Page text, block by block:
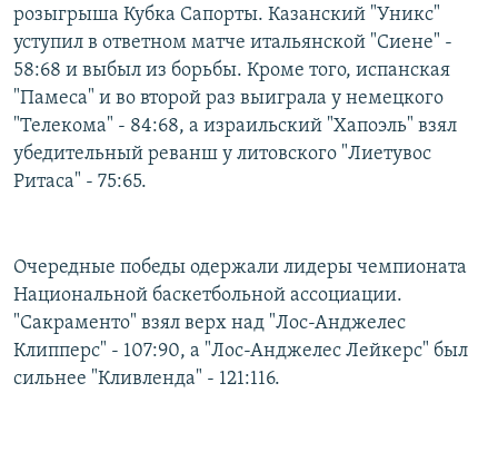
розыгрыша Кубка Сапорты. Казанский "Уникс"
уступил в ответном матче итальянской "Сиене" -
58:68 и выбыл из борьбы. Кроме того, испанская
"Памеса" и во второй раз выиграла у немецкого
"Телекома" - 84:68, а израильский "Хапоэль" взял
убедительный реванш у литовского "Лиетувос
Ритаса" - 75:65.
Очередные победы одержали лидеры чемпионата
Национальной баскетбольной ассоциации.
"Сакраменто" взял верх над "Лос-Анджелес
Клипперс" - 107:90, а "Лос-Анджелес Лейкерс" был
сильнее "Кливленда" - 121:116.